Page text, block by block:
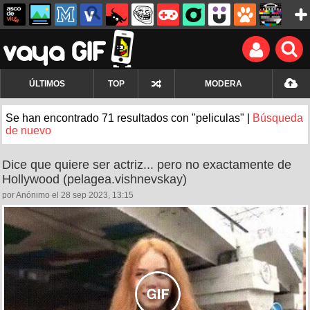
ÚLTIMOS TOP MODERA
Se han encontrado 71 resultados con "peliculas" |
Búsqueda
de nuevo
Dice que quiere ser actriz... pero no exactamente de
Hollywood (pelagea.vishnevskay)
por Anónimo el 28 sep 2023, 13:15